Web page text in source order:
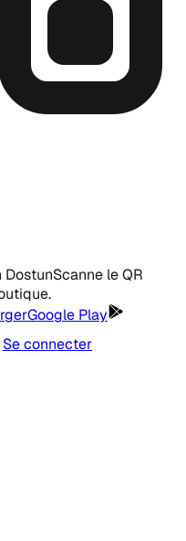
DostunScanne le QR
Google Play
Se connecter